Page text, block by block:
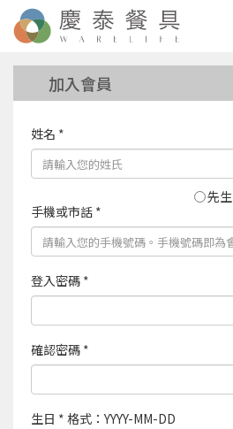
加入會員
姓名 *
先生
手機或市話 *
登入密碼 *
確認密碼 *
生日 * 格式：YYYY-MM-DD